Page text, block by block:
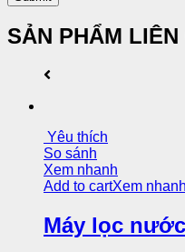
SẢN PHẨM LIÊN
Yêu thích
So sánh
Xem nhanh
Add to cartXem nhanh
Máy lọc